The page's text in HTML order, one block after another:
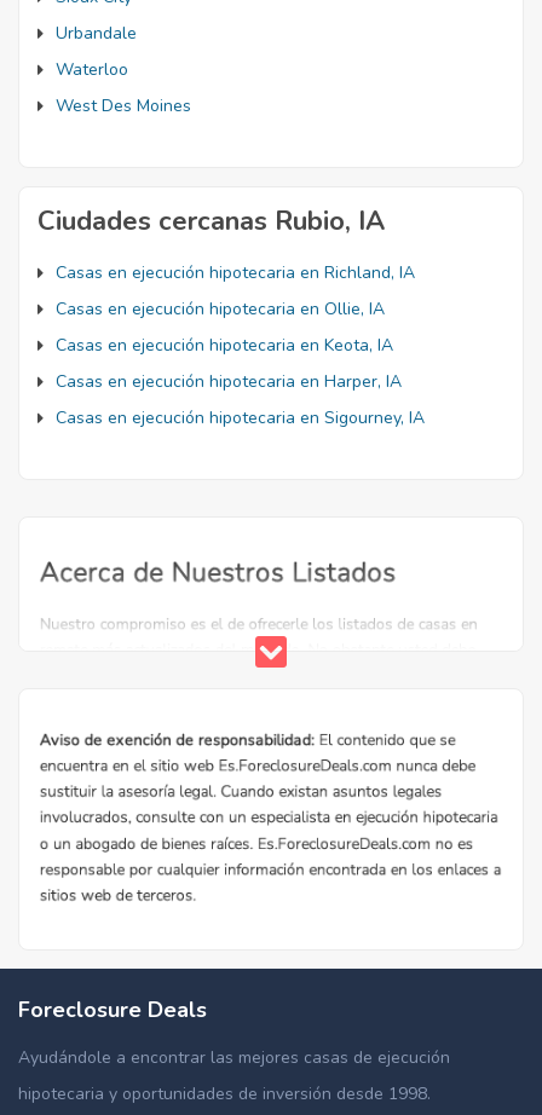
Urbandale
Waterloo
West Des Moines
Ciudades cercanas Rubio, IA
Casas en ejecución hipotecaria en Richland, IA
Casas en ejecución hipotecaria en Ollie, IA
Casas en ejecución hipotecaria en Keota, IA
Casas en ejecución hipotecaria en Harper, IA
Casas en ejecución hipotecaria en Sigourney, IA
Foreclosure Deals
Ayudándole a encontrar las mejores casas de ejecución
hipotecaria y oportunidades de inversión desde 1998.